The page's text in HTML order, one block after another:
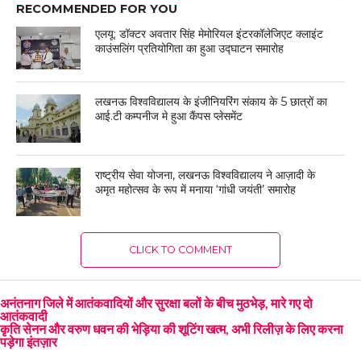
RECOMMENDED FOR YOU
एलयू: डॉक्टर अवतार सिंह मेमोरियल इंटरकॉलेजिएट क्लाइंट
काउंसलिंग प्रतियोगिता का हुआ उद्घाटन समारोह
लखनऊ विश्वविद्यालय के इंजीनियरिंग संकाय के 5 छात्रों का
आई.टी कम्पनीज मे हुआ कैंपस प्लेसमेंट
राष्ट्रीय सेवा योजना, लखनऊ विश्वविद्यालय ने आज़ादी के
अमृत महोत्सव के रूप में मनाया ‘गांधी जयंती’ समारोह
CLICK TO COMMENT
अनंतनाग जिले में आतंकवादियों और सुरक्षा बलों के बीच मुठभेड़, मारे गए दो
आतंकवादी
कृति सेनन और वरुण धवन की भेड़िया की शूटिंग खत्म, अभी रिलीज़ के लिए करना
पड़ेगा इंतज़ार